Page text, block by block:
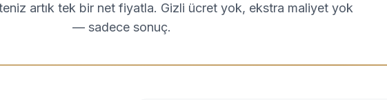
artık tek bir net fiyatla. Gizli ücret yok, ekstra maliyet yok
— sadece sonuç.